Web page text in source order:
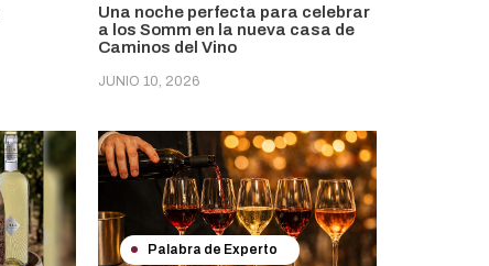
Una noche perfecta para celebrar
a los Somm en la nueva casa de
Caminos del Vino
JUNIO 10, 2026
Palabra de Experto